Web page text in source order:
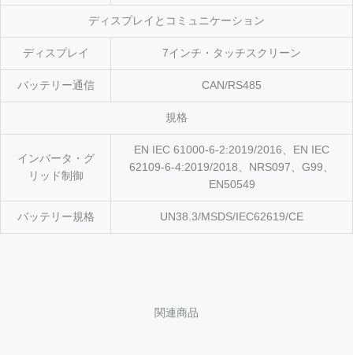
ディスプレイとコミュニケーション
ディスプレイ 7インチ・タッチスクリーン
バッテリー通信 CAN/RS485
規格
インバータ・グ
リッド制御
EN IEC 61000-6-2:2019/2016、EN IEC
62109-6-4:2019/2018、NRS097、G99、
EN50549
バッテリー規格 UN38.3/MSDS/IEC62619/CE
関連商品